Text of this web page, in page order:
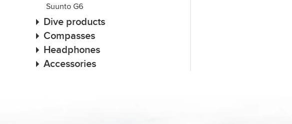
Suunto G6
Dive products
Compasses
Headphones
Accessories